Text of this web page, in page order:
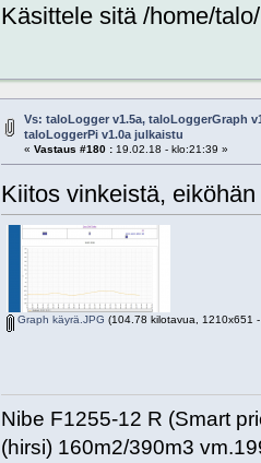
Käsittele sitä /home/
Vs: taloLogger v1.5a, taloLoggerGraph
taloLoggerPi v1.0a julkaistu
« Vastaus #180 :19.02.18 - klo:21:39 »
Kiitos vinkeistä,
Graph käyrä.JPG (104.78 kilotavua, 1210x651
Nibe F1255-12 R (Smart
(hirsi) 160m2/390m3